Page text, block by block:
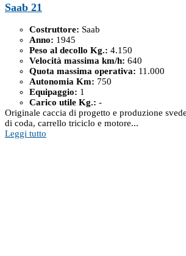
Saab 21
Costruttore: Saab
Anno: 1945
Peso al decollo Kg.: 4.150
Velocità massima km/h: 640
Quota massima operativa: 11.000
Autonomia Km: 750
Equipaggio: 1
Carico utile Kg.: -
Originale caccia di progetto e produzione
di coda, carrello triciclo e motore...
Leggi tutto